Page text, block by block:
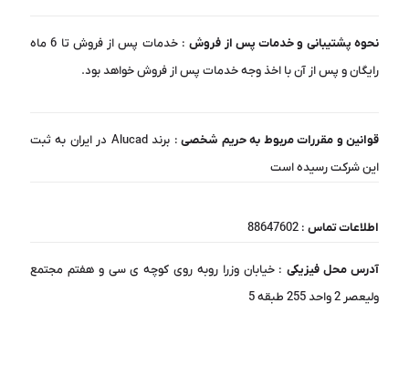
نحوه پشتیبانی و خدمات پس از فروش
: خدمات پس از فروش تا 6 ماه
رایگان و پس از آن با اخذ وجه خدمات پس از فروش خواهد بود.
قوانین و مقررات مربوط به حریم شخصی
: برند Alucad در ایران به ثبت
این شرکت رسیده است
اطلاعات تماس : 88647602
آدرس محل فیزیکی: خیابان وزرا روبه روی کوچه ی سی و هفتم مجتمع
ولیعصر 2 واحد 255 طبقه 5